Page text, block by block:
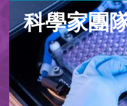
科學家團